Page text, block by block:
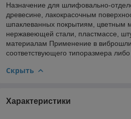
Назначение для шлифовально-
древесине, лакокрасочным
шпаклеванных покрытиям, цветным
нержавеющей стали, пластмассе,
материалам Применение в
соответствующего типоразмера
Скрыть
Характеристики